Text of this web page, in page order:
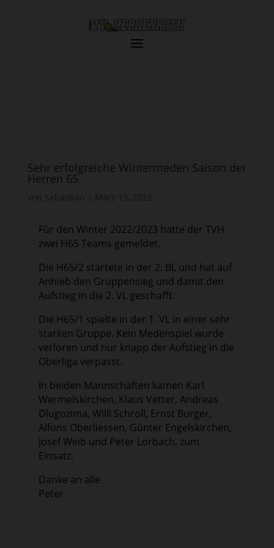
Sehr erfolgreiche Wintermeden Saison der
Herren 65
Für den Winter 2022/2023 hatte der TVH
zwei H65 Teams gemeldet.
Die H65/2 startete in der 2. BL und hat auf
Anhieb den Gruppensieg und damit den
Aufstieg in die 2. VL geschafft.
Die H65/1 spielte in der 1. VL in einer sehr
starken Gruppe. Kein Medenspiel wurde
verloren und nur knapp der Aufstieg in die
Oberliga verpasst.
In beiden Mannschaften kamen Karl
Wermelskirchen, Klaus Vetter, Andreas
Dlugozima, Willi Schroll, Ernst Burger,
Alfons Oberliessen, Günter Engelskirchen,
Josef Weib und Peter Lorbach, zum
Einsatz.
Danke an alle
Peter